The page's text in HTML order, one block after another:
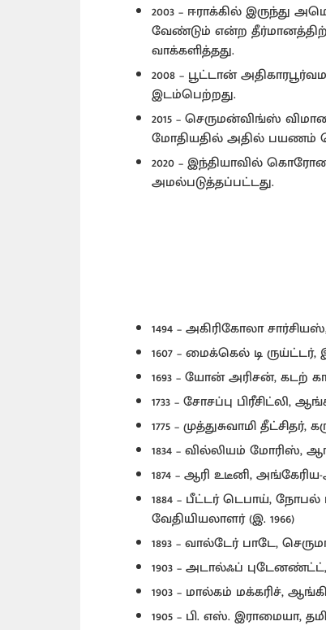
2003 – ஈராக்கில் இருந்து
வேண்டும் என்ற
வாக்களித்தது.
2008 – பூட்டான்
இடம்பெற்றது.
2015 – செருமன்விங்ஸ்
மோதியதில் அதில் பயணம்
2020 – இந்தியாவில்
அமல்படுத்தப்பட்டது.
1494 – அகிரிகோலா
1607 – மைக்கெல் டி ருய்ட்டர்,
1693 – யோன் அரிசன், கடற்
1733 – சோசப்பு பிரீசிட்லி,
1775 – முத்துசுவாமி
1834 – வில்லியம் மோரிஸ்,
1874 – ஆரி உடீனி,
1884 – பீட்டர் டெபாய்,
வேதியியலாளர் (இ. 1966)
1893 – வால்டேர் பாடே,
1903 – அடால்ஃப்
1903 – மால்கம் மக்கரிச்,
1905 – பி. எஸ். இராமையா,